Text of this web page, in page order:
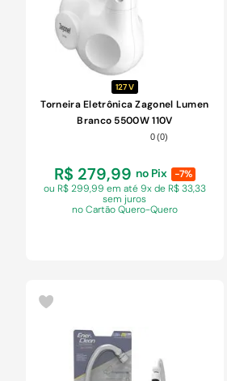
127 V
Torneira Eletrônica Zagonel Lumen
Branco 5500W 110V
0(0)
R$ 279,99 no Pix
-7%
ou R$ 299,99 em até 9x de R$ 33,33
sem juros
no Cartão Quero-Quero
COMPRAR